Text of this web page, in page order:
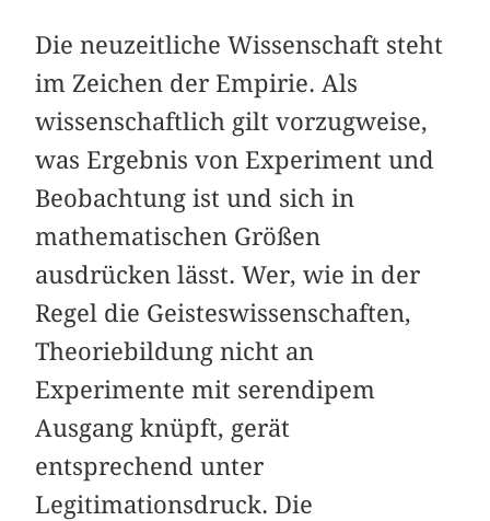
Die neuzeitliche Wissenschaft steht
im Zeichen der Empirie. Als
wissenschaftlich gilt vorzugweise,
was Ergebnis von Experiment und
Beobachtung ist und sich in
mathematischen Größen
ausdrücken lässt. Wer, wie in der
Regel die Geisteswissenschaften,
Theoriebildung nicht an
Experimente mit serendipem
Ausgang knüpft, gerät
entsprechend unter
Legitimationsdruck. Die